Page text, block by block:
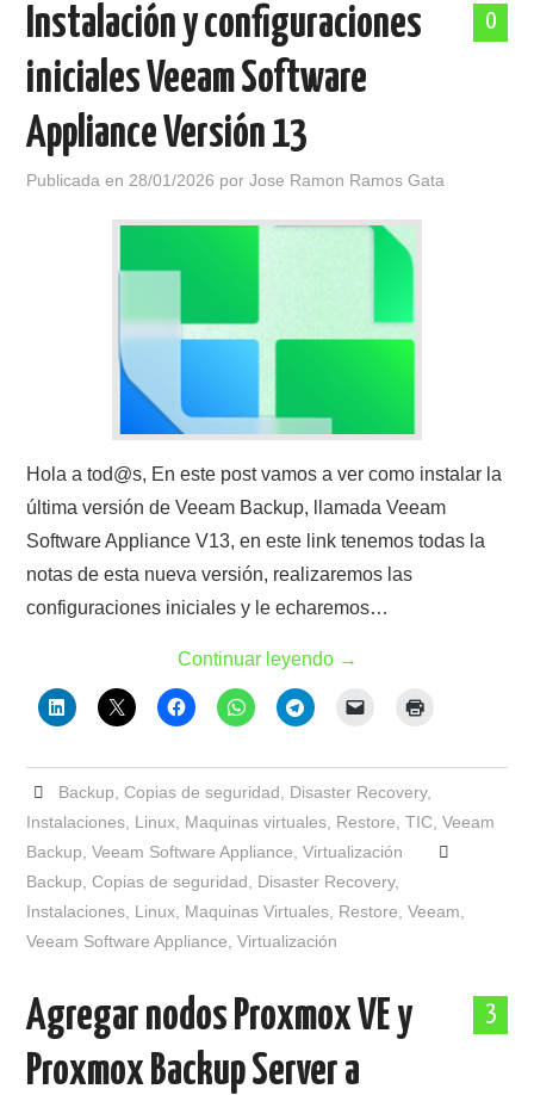
0
Instalación y configuraciones
iniciales Veeam Software
Appliance Versión 13
Publicada en 28/01/2026 porJose Ramon Ramos Gata
Hola a tod@s, En este post vamos a ver como instalar la
última versión de Veeam Backup, llamada Veeam
Software Appliance V13, en este link tenemos todas la
notas de esta nueva versión, realizaremos las
configuraciones iniciales y le echaremos…
Continuar leyendo →
Backup Copias de seguridad Disaster Recovery,
Instalaciones Linux Maquinas virtuales Restore ,TIC ,Veeam
Backup ,Veeam Software Appliance ,Virtualización
Backup ,Copias de seguridad Disaster Recovery,
Instalaciones Linux Maquinas Virtuales Restore ,Veeam
Veeam Software Appliance ,Virtualización
3
Agregar nodos Proxmox VE y
Proxmox Backup Server a